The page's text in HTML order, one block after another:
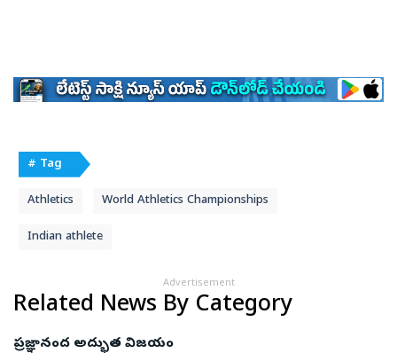
# Tag
Athletics World Athletics Championships
Indian athlete
Advertisement
Related News By Category
ప్రజ్ఞానంద అద్భుత విజయం